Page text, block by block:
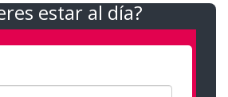
estar al día?